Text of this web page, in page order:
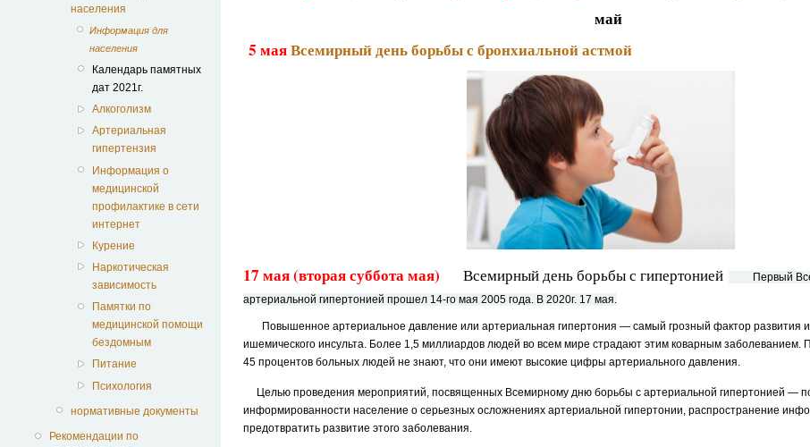
населения
Информация для
населения
Календарь памятных
дат 2021г.
Алкоголизм
Артериальная
гипертензия
Информация о
медицинской
профилактике в сети
интернет
Курение
Наркотическая
зависимость
Памятки по
медицинской помощи
бездомным
Питание
Психология
нормативные документы
Рекомендации по
май
5 маяВсемирный день борьбы с бронхиальной астмой
17 мая (вторая суббота мая) Всемирный день борьбы с гипертонией
Первый
артериальной гипертонией прошел 14-го мая 2005 года. В 2020г. 17 мая.
Повышенное артериальное давление или артериальная гипертония — самый грозный фактор развития
ишемического инсульта. Более 1,5 миллиардов людей во всем мире страдают этим коварным заболеванием.
45 процентов больных людей не знают, что они имеют высокие цифры артериального давления.
Целью проведения мероприятий, посвященных Всемирному дню борьбы с артериальной гипертонией —
информированности население о серьезных осложнениях артериальной гипертонии, распространение
предотвратить развитие этого заболевания.